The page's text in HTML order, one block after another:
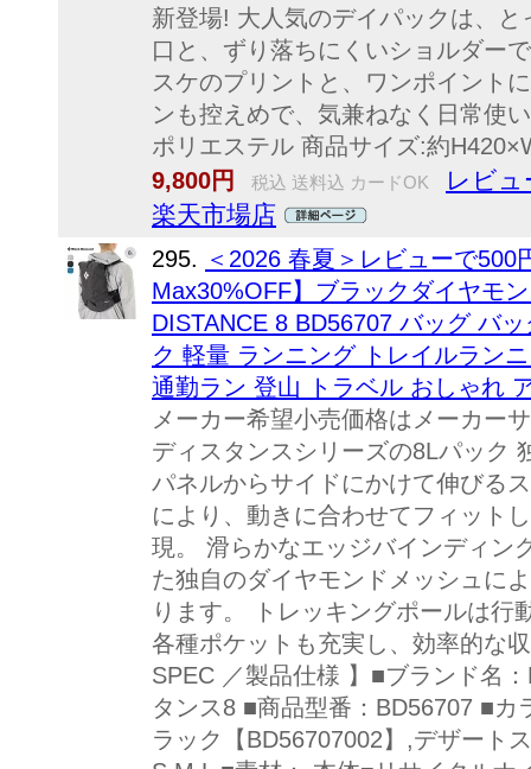
新登場! 大人気のデイパックは、
口と、ずり落ちにくいショルダー
スケのプリントと、ワンポイント
ンも控えめで、気兼ねなく日常使
ポリエステル 商品サイズ:約
9,800円
税込 送料込 カードOK
レビュ
楽天市場店
295. ＜2026 春夏＞レビューで
Max30%OFF】ブラックダイヤモ
DISTANCE 8 BD56707 バッグ バ
ク 軽量 ランニング トレイルラン
通勤ラン 登山 トラベル おしゃれ
メーカー希望小売価格はメーカー
ディスタンスシリーズの8Lパック
パネルからサイドにかけて伸びる
により、動きに合わせてフィット
現。 滑らかなエッジバインディン
た独自のダイヤモンドメッシュに
ります。 トレッキングポールは行
各種ポケットも充実し、効率的な
SPEC ／製品仕様 】■ブランド名
タンス8 ■商品型番：BD56707 ■カ
ラック【BD56707002】,デザート